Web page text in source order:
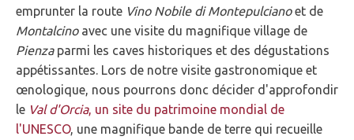
emprunter la route Vino Nobile di Montepulcianoet de
Montalcinoavec une visite du magnifique village de
Pienzaparmi les caves historiques et des dégustations
appétissantes. Lors de notre visite gastronomique et
œnologique, nous pourrons donc décider d'approfondir
le Val d'Orcia, un site du patrimoine mondial de
l'UNESCO, une magnifique bande de terre qui recueille